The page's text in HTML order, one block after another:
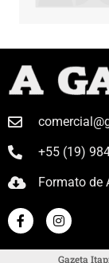
+55 (19)
Formato de
Gazeta